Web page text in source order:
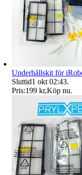
Underhållskit för
Sluttid1 okt 02:43.
Pris:199 kr,Köp nu.